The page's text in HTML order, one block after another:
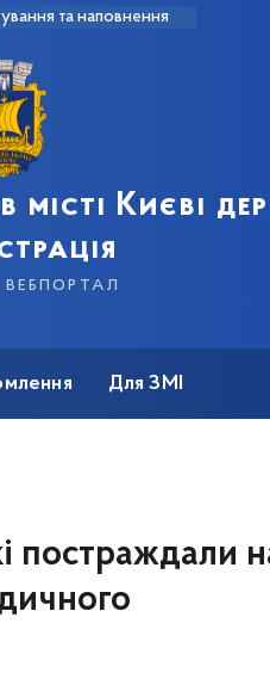
та наповнення
місті Києві
Для ЗМІ
постраждали